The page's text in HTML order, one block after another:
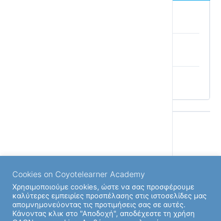
Previous Ενότητα
Cookies on Coyotelearner Academy
Χρησιμοποιούμε cookies, ώστε να σας προσφέρουμε
καλύτερες εμπειρίες προσπέλασης στις ιστοσελίδες μας
απομνημονεύοντας τις προτιμήσεις σας σε αυτές.
Κάνοντας κλικ στο "Αποδοχή", αποδέχεστε τη χρήση